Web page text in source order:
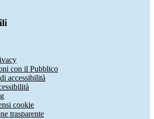
con il Pubblico
accessibilità
cookie
trasparente